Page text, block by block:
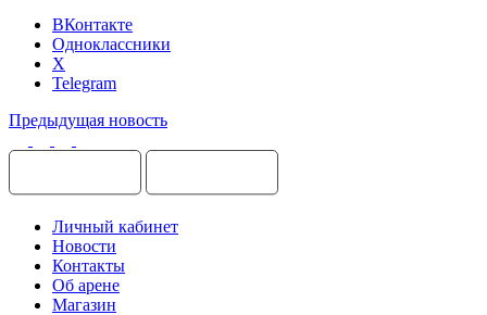
ВКонтакте
Одноклассники
X
Telegram
Предыдущая новость
Личный кабинет
Новости
Контакты
Об арене
Магазин